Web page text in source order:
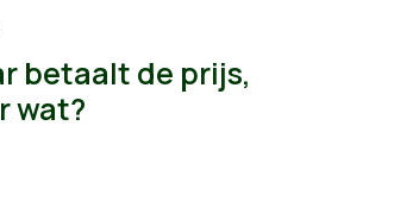
betaalt de prijs,
wat?